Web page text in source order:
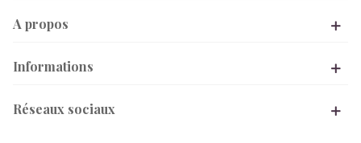
A propos
Informations
Réseaux sociaux